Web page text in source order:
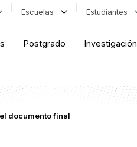
Escuelas Estudiantes
Postgrado Investigación
documento final